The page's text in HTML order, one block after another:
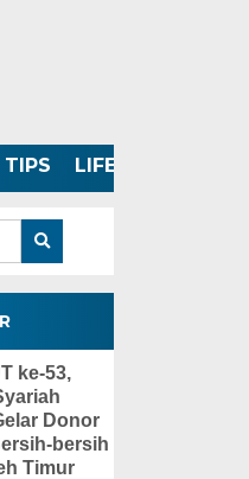
TIPS LIFESTYLE
ke-53,
Donor
bersih
Timur